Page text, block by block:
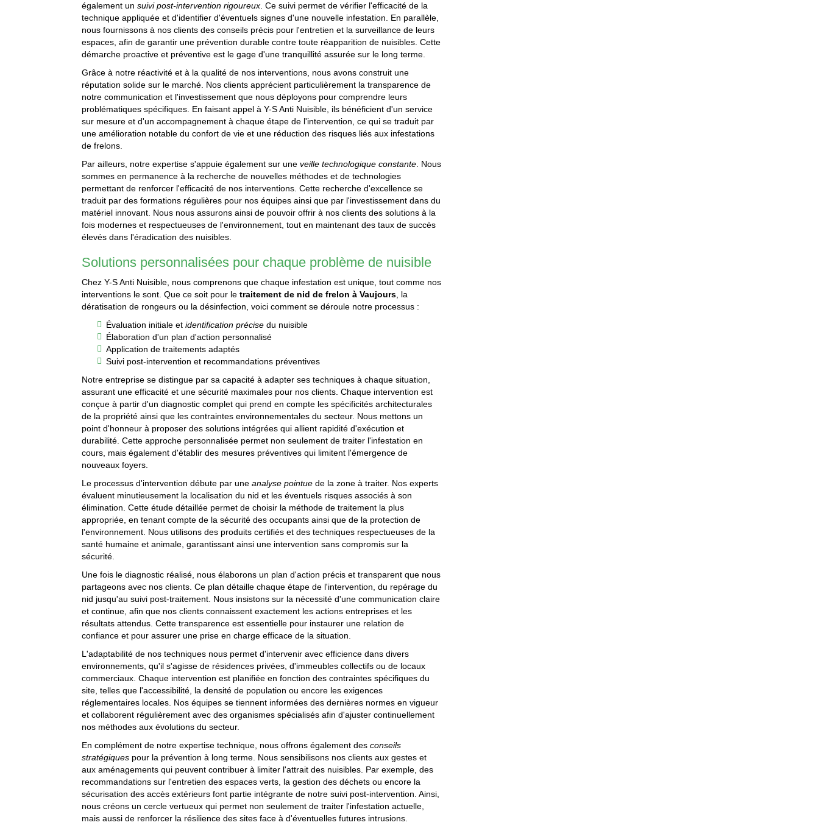
également unsuivi post-intervention rigoureux. Ce suivi permet de vérifier l'efficacité de la
technique appliquée et d'identifier d'éventuels signes d'une nouvelle infestation. En parallèle,
nous fournissons à nos clients des conseils précis pour l'entretien et la surveillance de leurs
espaces, afin de garantir une prévention durable contre toute réapparition de nuisibles. Cette
démarche proactive et préventive est le gage d'une tranquillité assurée sur le long terme.
Grâce à notre réactivité et à la qualité de nos interventions, nous avons construit une
réputation solide sur le marché. Nos clients apprécient particulièrement la transparence de
notre communication et l'investissement que nous déployons pour comprendre leurs
problématiques spécifiques. En faisant appel à Y-S Anti Nuisible, ils bénéficient d'un service
sur mesure et d'un accompagnement à chaque étape de l'intervention, ce qui se traduit par
une amélioration notable du confort de vie et une réduction des risques liés aux infestations
de frelons.
Par ailleurs, notre expertise s'appuie également sur uneveille technologique constante. Nous
sommes en permanence à la recherche de nouvelles méthodes et de technologies
permettant de renforcer l'efficacité de nos interventions. Cette recherche d'excellence se
traduit par des formations régulières pour nos équipes ainsi que par l'investissement dans du
matériel innovant. Nous nous assurons ainsi de pouvoir offrir à nos clients des solutions à la
fois modernes et respectueuses de l'environnement, tout en maintenant des taux de succès
élevés dans l'éradication des nuisibles.
Solutions personnalisées pour chaque problème de nuisible
Chez Y-S Anti Nuisible, nous comprenons que chaque infestation est unique, tout comme nos
interventions le sont. Que ce soit pour letraitement de nid de frelon à Vaujours, la
dératisation de rongeurs ou la désinfection, voici comment se déroule notre processus :
Évaluation initiale etidentification précise du nuisible
Élaboration d'un plan d'action personnalisé
Application de traitements adaptés
Suivi post-intervention et recommandations préventives
Notre entreprise se distingue par sa capacité à adapter ses techniques à chaque situation,
assurant une efficacité et une sécurité maximales pour nos clients. Chaque intervention est
conçue à partir d'un diagnostic complet qui prend en compte les spécificités architecturales
de la propriété ainsi que les contraintes environnementales du secteur. Nous mettons un
point d'honneur à proposer des solutions intégrées qui allient rapidité d'exécution et
durabilité. Cette approche personnalisée permet non seulement de traiter l'infestation en
cours, mais également d'établir des mesures préventives qui limitent l'émergence de
nouveaux foyers.
Le processus d'intervention débute par uneanalyse pointue de la zone à traiter. Nos experts
évaluent minutieusement la localisation du nid et les éventuels risques associés à son
élimination. Cette étude détaillée permet de choisir la méthode de traitement la plus
appropriée, en tenant compte de la sécurité des occupants ainsi que de la protection de
l'environnement. Nous utilisons des produits certifiés et des techniques respectueuses de la
santé humaine et animale, garantissant ainsi une intervention sans compromis sur la
sécurité.
Une fois le diagnostic réalisé, nous élaborons un plan d'action précis et transparent que nous
partageons avec nos clients. Ce plan détaille chaque étape de l'intervention, du repérage du
nid jusqu'au suivi post-traitement. Nous insistons sur la nécessité d'une communication claire
et continue, afin que nos clients connaissent exactement les actions entreprises et les
résultats attendus. Cette transparence est essentielle pour instaurer une relation de
confiance et pour assurer une prise en charge efficace de la situation.
L'adaptabilité de nos techniques nous permet d'intervenir avec efficience dans divers
environnements, qu'il s'agisse de résidences privées, d'immeubles collectifs ou de locaux
commerciaux. Chaque intervention est planifiée en fonction des contraintes spécifiques du
site, telles que l'accessibilité, la densité de population ou encore les exigences
réglementaires locales. Nos équipes se tiennent informées des dernières normes en vigueur
et collaborent régulièrement avec des organismes spécialisés afin d'ajuster continuellement
nos méthodes aux évolutions du secteur.
En complément de notre expertise technique, nous offrons également desconseils
stratégiques pour la prévention à long terme. Nous sensibilisons nos clients aux gestes et
aux aménagements qui peuvent contribuer à limiter l'attrait des nuisibles. Par exemple, des
recommandations sur l'entretien des espaces verts, la gestion des déchets ou encore la
sécurisation des accès extérieurs font partie intégrante de notre suivi post-intervention. Ainsi,
nous créons un cercle vertueux qui permet non seulement de traiter l'infestation actuelle,
mais aussi de renforcer la résilience des sites face à d'éventuelles futures intrusions.